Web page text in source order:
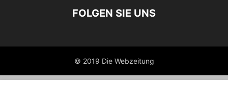
FOLGEN SIE UNS
© 2019 Die Webzeitung